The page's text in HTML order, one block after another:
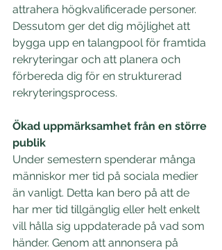
attrahera högkvalificerade personer.
Dessutom ger det dig möjlighet att
bygga upp en talangpool för framtida
rekryteringar och att planera och
förbereda dig för en strukturerad
rekryteringsprocess.
Ökad uppmärksamhet från en större
publik
Under semestern spenderar många
människor mer tid på sociala medier
än vanligt. Detta kan bero på att de
har mer tid tillgänglig eller helt enkelt
vill hålla sig uppdaterade på vad som
händer. Genom att annonsera på